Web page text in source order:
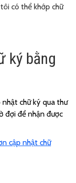
có thể khớp chữ
ký bằng
nhật chữ ký qua thư
đợi để nhận được
cập nhật chữ